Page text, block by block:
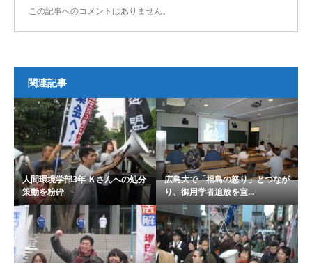
この記事へのコメントはありません。
関連記事
人間環境学部3年 Ｋさんへの処分
策動を粉砕
広島大で「福島の怒り」とつなが
り、御用学者追放を宣...